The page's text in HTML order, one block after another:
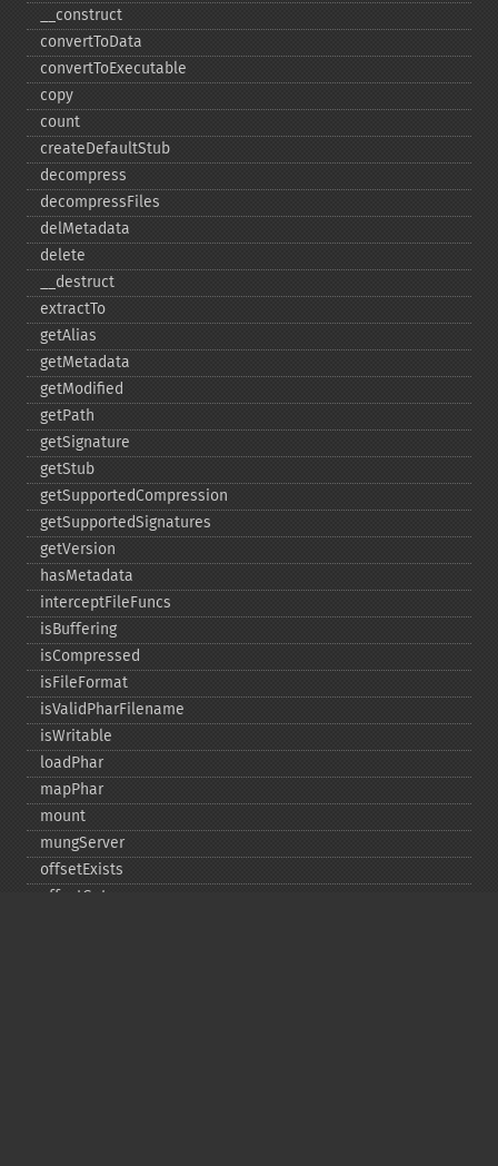
_​_​construct
convertToData
convertToExecutable
copy
count
createDefaultStub
decompress
decompressFiles
delMetadata
delete
_​_​destruct
extractTo
getAlias
getMetadata
getModified
getPath
getSignature
getStub
getSupportedCompression
getSupportedSignatures
getVersion
hasMetadata
interceptFileFuncs
isBuffering
isCompressed
isFileFormat
isValidPharFilename
isWritable
loadPhar
mapPhar
mount
mungServer
offsetExists
offsetGet